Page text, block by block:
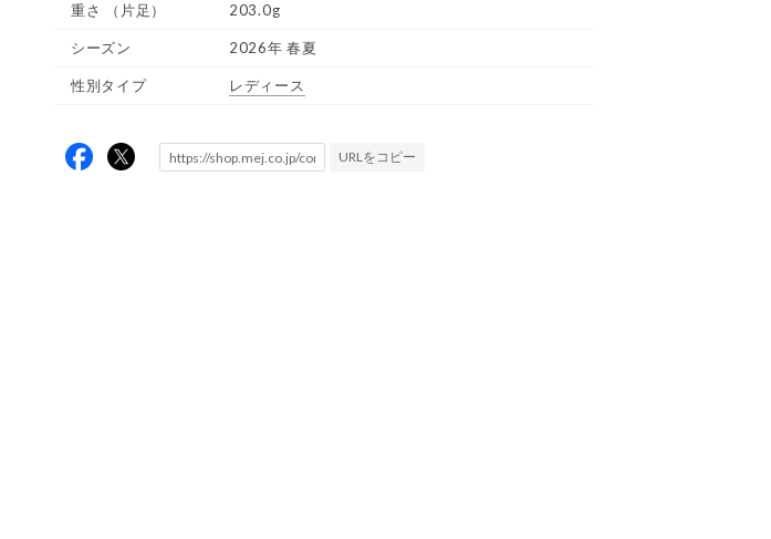
重さ （片足） 203.0g
シーズン 2026年 春夏
性別タイプ レディース
URLをコピー